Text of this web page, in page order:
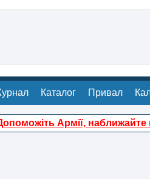
Каталог Привал
Армії,